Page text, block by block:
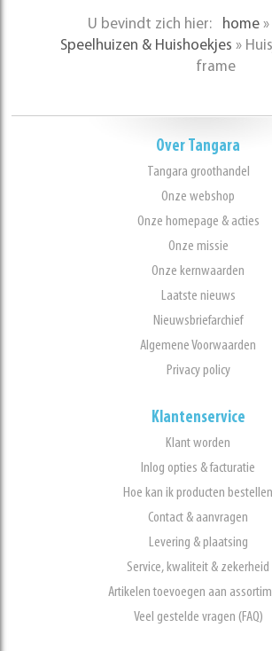
U bevindt zich hier: home »
Speelhuizen & Huishoekjes »
frame
Over Tangara
Tangara groothandel
Onze webshop
Onze homepage & acties
Onze missie
Onze kernwaarden
Laatste nieuws
Nieuwsbriefarchief
Algemene Voorwaarden
Privacy policy
Klantenservice
Klant worden
Inlog opties & facturatie
Hoe kan ik producten bestellen
Contact & aanvragen
Levering & plaatsing
Service, kwaliteit & zekerheid
Artikelen toevoegen aan
Veel gestelde vragen (FAQ)